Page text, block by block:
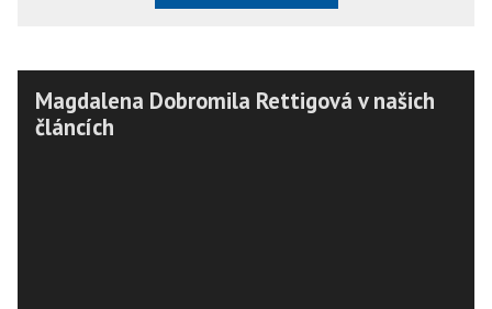
Magdalena Dobromila Rettigová v našich
článcích